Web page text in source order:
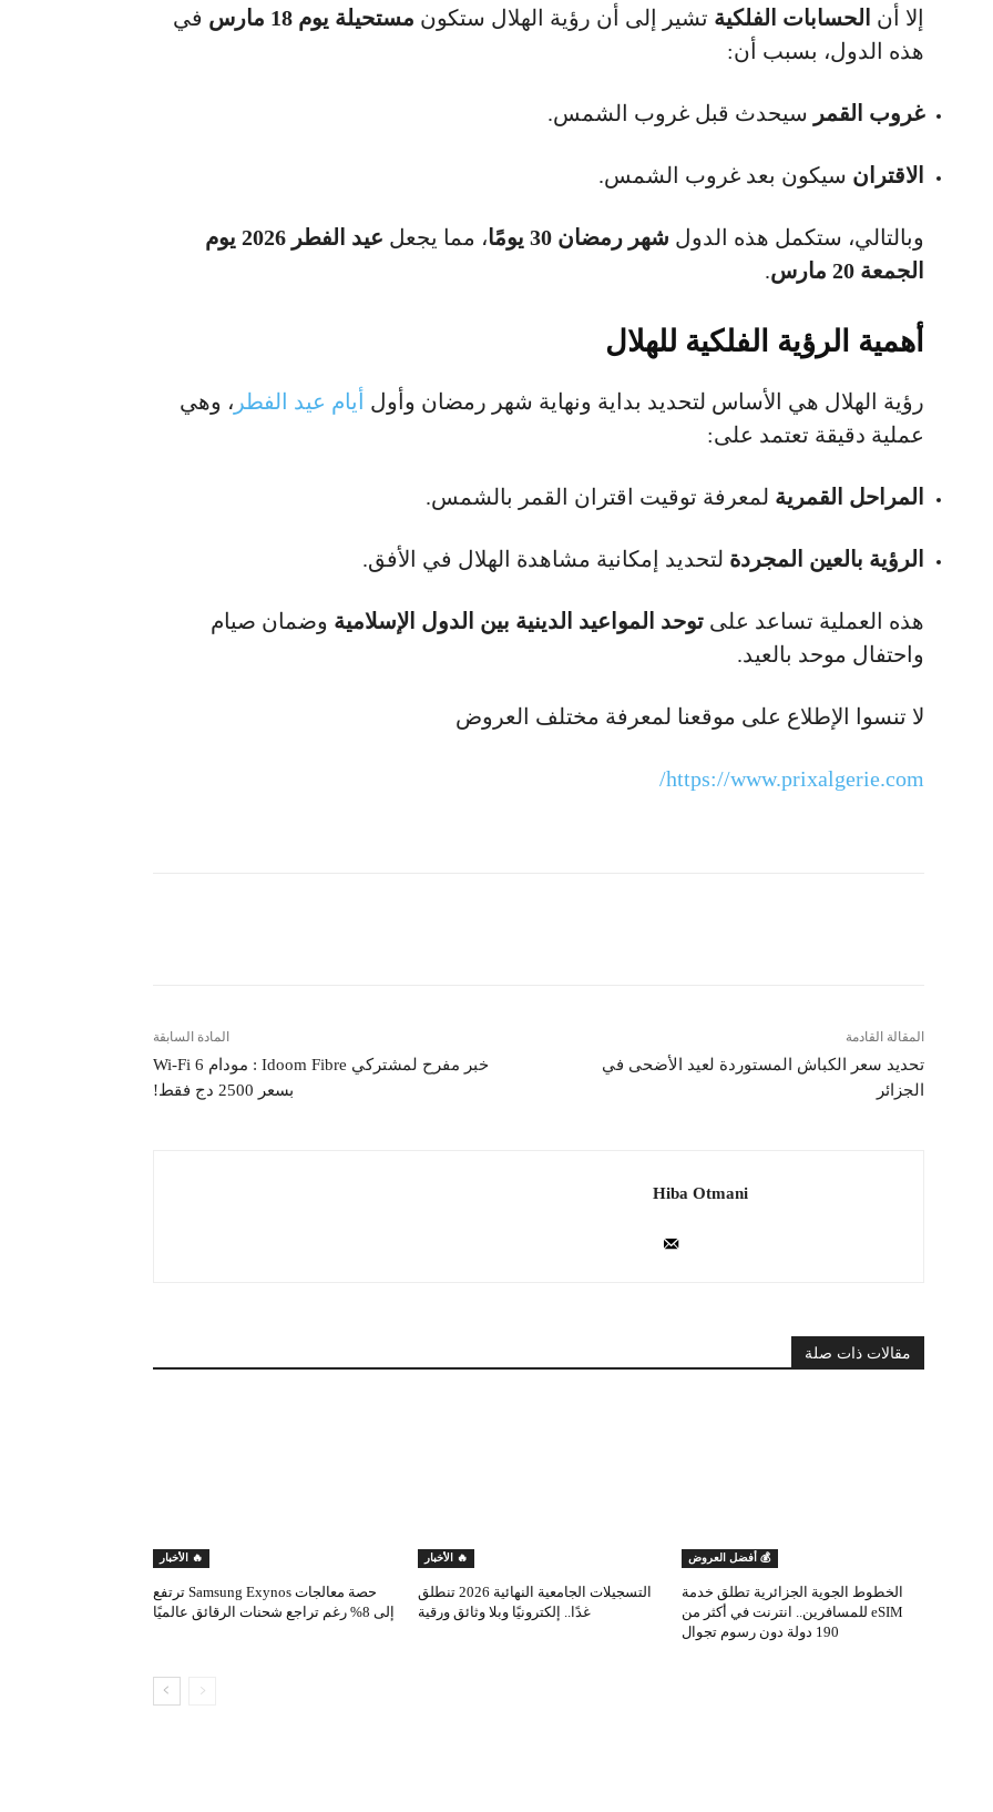
إلا أن الحسابات الفلكية تشير إلى أن رؤية الهلال ستكون مستحيلة يوم 18 مارس
في
هذه الدول، بسبب أن:
غروب القمر سيحدث قبل غروب الشمس.
الاقتران سيكون بعد غروب الشمس.
وبالتالي، ستكمل هذه الدول شهر رمضان 30 يومًا ، مما يجعل
عيد الفطر 2026 يوم
الجمعة 20 مارس
.
أهمية الرؤية الفلكية للهلال
رؤية الهلال هي الأساس لتحديد بداية ونهاية شهر رمضان وأول أيام عيد الفطر ، وهي
عملية دقيقة تعتمد على:
المراحل القمرية لمعرفة توقيت اقتران القمر بالشمس.
الرؤية بالعين المجردة لتحديد إمكانية مشاهدة الهلال في الأفق.
هذه العملية تساعد على توحد المواعيد الدينية بين الدول الإسلامية وضمان صيام
واحتفال موحد بالعيد.
لا تنسوا الإطلاع على موقعنا لمعرفة مختلف العروض
https://www.prixalgerie.com/
المادة السابقة
خبر مفرح لمشتركي Idoom Fibre : مودام Wi‑Fi 6
بسعر 2500 دج فقط!
المقالة القادمة
تحديد سعر الكباش المستوردة لعيد الأضحى في
الجزائر
Hiba Otmani
مقالات ذات صلة
💰 أفضل العروض
الخطوط الجوية الجزائرية تطلق خدمة
eSIM للمسافرين.. انترنت في أكثر من
190 دولة دون رسوم تجوال
🔥 الأخبار
التسجيلات الجامعية النهائية 2026 تنطلق
غدًا.. إلكترونيًا وبلا وثائق ورقية
🔥 الأخبار
حصة معالجات Samsung Exynos ترتفع
إلى 8% رغم تراجع شحنات الرقائق عالميًا